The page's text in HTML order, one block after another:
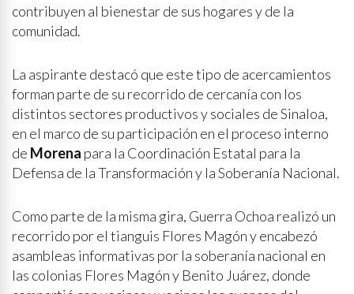
contribuyen al bienestar de sus hogares y de la
comunidad.
La aspirante destacó que este tipo de acercamientos
forman parte de su recorrido de cercanía con los
distintos sectores productivos y sociales de Sinaloa,
en el marco de su participación en el proceso interno
de Morena para la Coordinación Estatal para la
Defensa de la Transformación y la Soberanía Nacional.
Como parte de la misma gira, Guerra Ochoa realizó un
recorrido por el tianguis Flores Magón y encabezó
asambleas informativas por la soberanía nacional en
las colonias Flores Magón y Benito Juárez, donde